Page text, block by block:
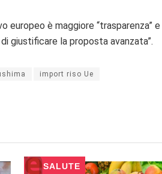
europeo è maggiore “trasparenza” e
giustificare la proposta avanzata”.
import riso Ue
SALUTE